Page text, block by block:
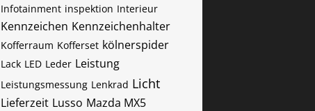
Infotainment inspektion Interieur
Kennzeichen Kennzeichenhalter
Kofferraum Kofferset kölnerspider
Lack LED Leder Leistung
Leistungsmessung Lenkrad Licht
Lieferzeit Lusso Mazda MX5